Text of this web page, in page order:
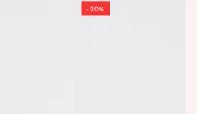
–20%